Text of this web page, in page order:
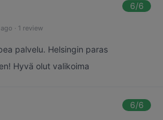
6/6
· 1 review
palvelu. Helsingin paras
Hyvä olut valikoima
6/6